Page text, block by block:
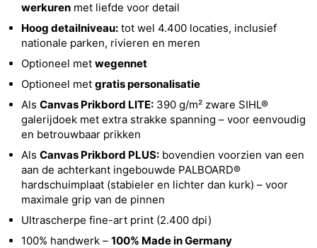
werkuren met liefde voor detail
Hoog detailniveau: tot wel 4.400 locaties, inclusief
nationale parken, rivieren en meren
Optioneel met wegennet
Optioneel met gratis personalisatie
Als Canvas Prikbord LITE: 390 g/m² zware SIHL®
galerijdoek met extra strakke spanning – voor eenvoudig
en betrouwbaar prikken
Als Canvas Prikbord PLUS: bovendien voorzien van een
aan de achterkant ingebouwde PALBOARD®
hardschuimplaat (stabieler en lichter dan kurk) – voor
maximale grip van de pinnen
Ultrascherpe fine-art print (2.400 dpi)
100% handwerk – 100% Made in Germany